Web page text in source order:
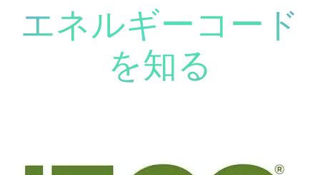
エネルギーコード
を知る